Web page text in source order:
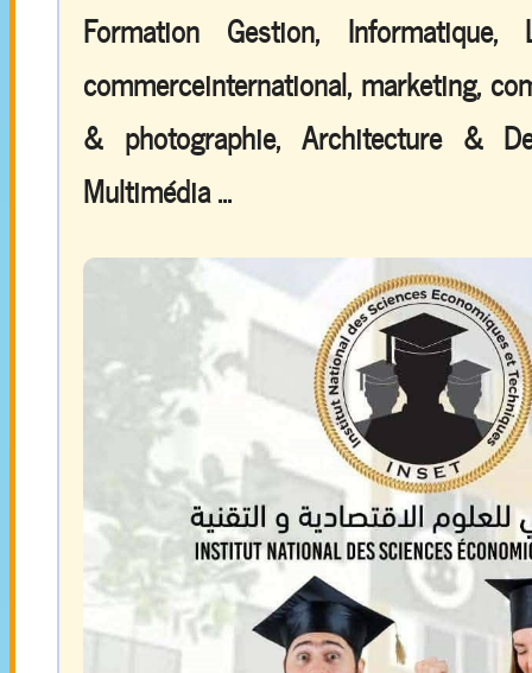
Formation Gestion, Informatique,
commerceinternational, marketing,
& photographie, Architecture &
Multimédia ...